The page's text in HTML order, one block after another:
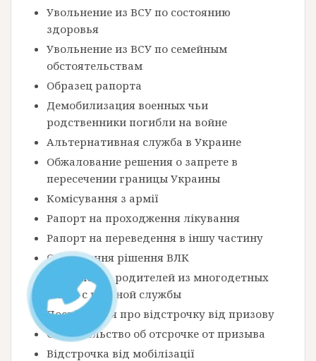
Увольнение из ВСУ по состоянию
здоровья
Увольнение из ВСУ по семейным
обстоятельствам
Образец рапорта
Демобилизация военных чьи
родственники погибли на войне
Альтернативная служба в Украине
Обжалование решения о запрете в
пересечении границы Украины
Комісування з армії
Рапорт на проходження лікування
Рапорт на переведення в іншу частину
Оскарження рішення ВЛК
Увольнение родителей из многодетных
семей с военной службы
Посвідчення про відстрочку від призову
Свидетельство об отсрочке от призыва
Відстрочка від мобілізації